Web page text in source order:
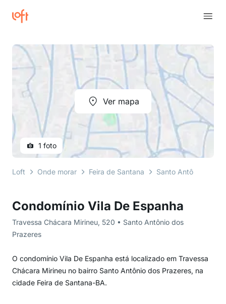
Condomínio Vila De Espanha
Travessa Chácara Mirineu, 520 • Santo Antônio dos
Prazeres
O condomínio Vila De Espanha está localizado em Travessa
Chácara Mirineu no bairro Santo Antônio dos Prazeres, na
cidade Feira de Santana-BA.
Ver mapa
1 foto
Loft Onde morar Feira de Santana Santo Antônio dos